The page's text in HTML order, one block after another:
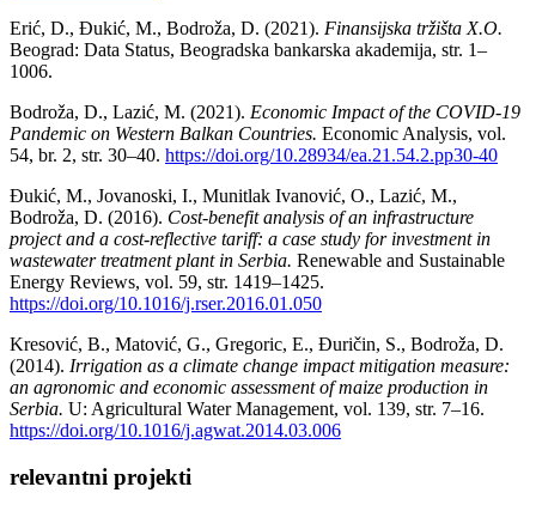
Erić, D., Đukić, M., Bodroža, D. (2021). Finansijska tržišta X.O.
Beograd: Data Status, Beogradska bankarska akademija, str. 1–
1006.
Bodroža, D., Lazić, M. (2021). Economic Impact of the COVID-19
Pandemic on Western Balkan Countries. Economic Analysis, vol.
54, br. 2, str. 30–40. https://doi.org/10.28934/ea.21.54.2.pp30-40
Đukić, M., Jovanoski, I., Munitlak Ivanović, O., Lazić, M.,
Bodroža, D. (2016). Cost-benefit analysis of an infrastructure
project and a cost-reflective tariff: a case study for investment in
wastewater treatment plant in Serbia. Renewable and Sustainable
Energy Reviews, vol. 59, str. 1419–1425.
https://doi.org/10.1016/j.rser.2016.01.050
Kresović, B., Matović, G., Gregoric, E., Đuričin, S., Bodroža, D.
(2014). Irrigation as a climate change impact mitigation measure:
an agronomic and economic assessment of maize production in
Serbia. U: Agricultural Water Management, vol. 139, str. 7–16.
https://doi.org/10.1016/j.agwat.2014.03.006
relevantni projekti